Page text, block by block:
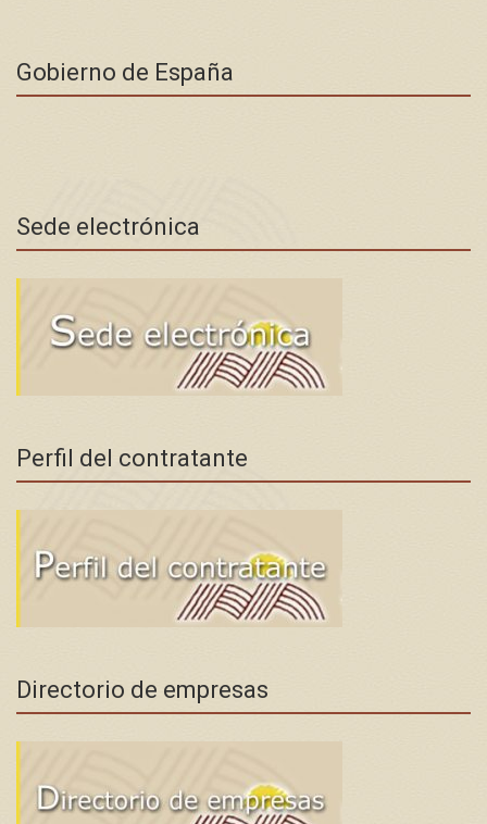
Gobierno de España
Sede electrónica
Perfil del contratante
Directorio de empresas